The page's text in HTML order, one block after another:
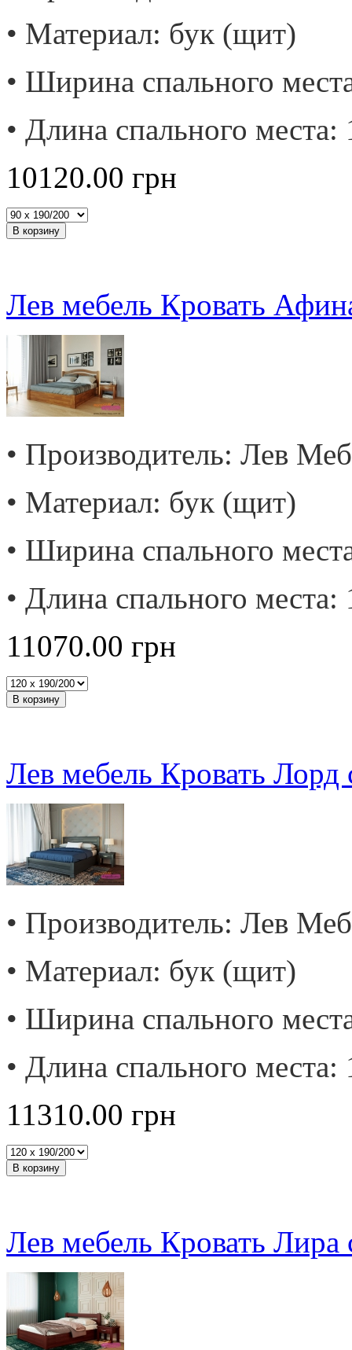
• Материал: бук (щит)
• Ширина спального
• Длина спального места:
10120.00 грн
Лев мебель Кровать
• Производитель: Лев
• Материал: бук (щит)
• Ширина спального
• Длина спального места:
11070.00 грн
Лев мебель Кровать
• Производитель: Лев
• Материал: бук (щит)
• Ширина спального
• Длина спального места:
11310.00 грн
Лев мебель Кровать